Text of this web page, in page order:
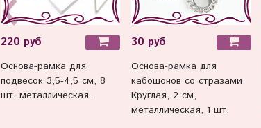
220 руб
Основа-рамка для
подвесок 3,5-4,5 см, 8
шт, металлическая.
30 руб
Основа-рамка для
кабошонов со стразами
Круглая, 2 см,
металлическая, 1 шт.